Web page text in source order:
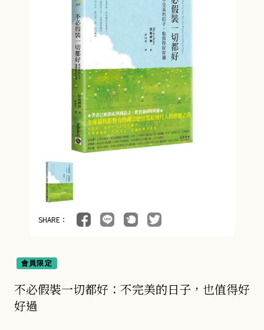
親子教養 (13)
人文史哲 (73)
【66折】高寶小說系列全圖鑑書展
SHARE：
會員限定
不必假裝一切都好：不完美的日子，也值得好
好過